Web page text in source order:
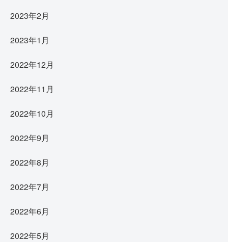
2023年2月
2023年1月
2022年12月
2022年11月
2022年10月
2022年9月
2022年8月
2022年7月
2022年6月
2022年5月